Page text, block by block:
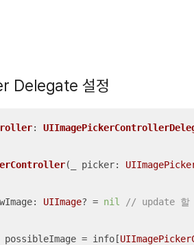
Delegate 설정
:
( picker:
UIImage? = nil // update 할
possibleImage = info[